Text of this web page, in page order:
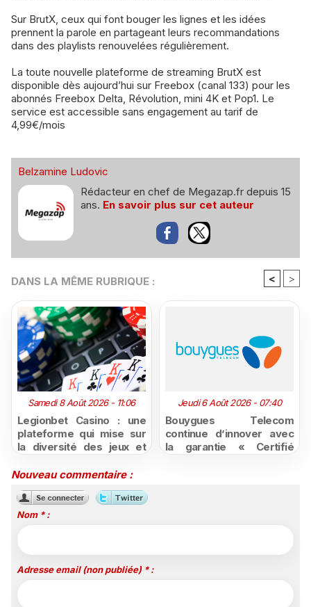
Sur BrutX, ceux qui font bouger les lignes et les idées
prennent la parole en partageant leurs recommandations
dans des playlists renouvelées régulièrement.
La toute nouvelle plateforme de streaming BrutX est
disponible dès aujourd’hui sur Freebox (canal 133) pour les
abonnés Freebox Delta, Révolution, mini 4K et Pop1. Le
service est accessible sans engagement au tarif de
4,99€/mois
Belzamine Ludovic
Rédacteur en chef de Megazap.fr depuis 15
ans. En savoir plus sur cet auteur
DANS LA MÊME RUBRIQUE : < >
Samedi 8 Août 2026 - 11:06
Legionbet Casino : une
plateforme qui mise sur
la diversité des jeux et
attractives
Jeudi 6 Août 2026 - 07:40
Bouygues Telecom
continue d’innover avec
la garantie « Certifié
Nouveau commentaire :
Nom * :
Adresse email (non publiée) * :